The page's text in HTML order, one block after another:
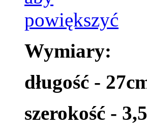
Wymiary:
długość -
szerokość -